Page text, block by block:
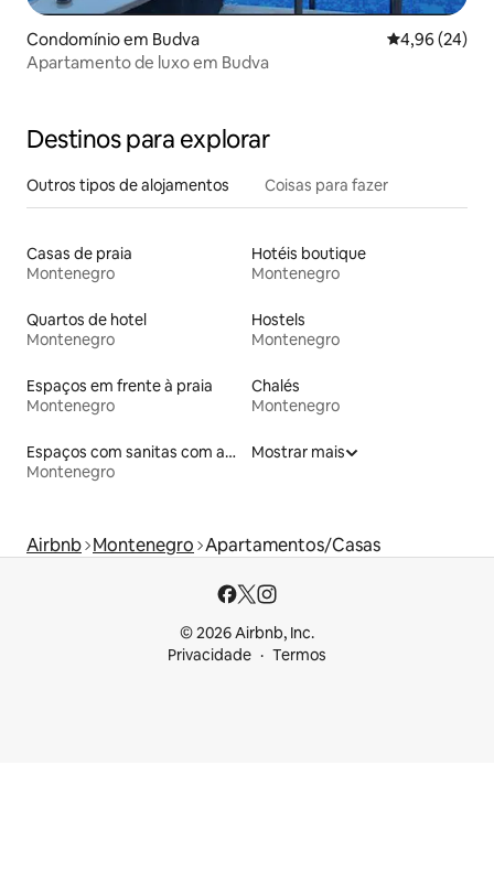
Condomínio em Budva Classificação
4,96 (24)
Apartamento de luxo em Budva
Destinos para explorar
Outros tipos de alojamentos Coisas para fazer
Casas de praia
Montenegro
Hotéis boutique
Montenegro
Quartos de hotel
Montenegro
Hostels
Montenegro
Espaços em frente à praia
Montenegro
Chalés
Montenegro
Espaços com sanitas com acessos adaptados em altura
Montenegro
Mostrar mais
Airbnb Montenegro Apartamentos/Casas
© 2026 Airbnb, Inc.
Privacidade
Termos